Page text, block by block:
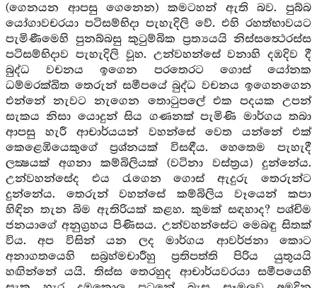
(ගෙනයන ආපසු ගෙනෙන) කමටහන් ඇති බව. පුබ්බ
යෝගාවචරයා පටිසම්භිදා පැහැදිලි වේ. එහි රහත්භාවයට
පැමිණීමෙහි පුනබ්බසු කුටුම්බික ප්‍රත්‍යයයි නිස්සත්‍ථෙරස්ස
පටිසම්භිදාව පැහැදිලි වූහ. උන්වහන්සේ වනාහි දඹදිව දී
බුද්ධ වචනය ඉගෙන පරතෙරට ගොස් යෝනක
ධම්මරක්ඛිත තෙරුන් සමීපයේ බුද්ධ වචනය ඉගෙනගෙන
එන්නේ නැවට නැගෙන තොටුපලේ එක පදයක උපන්
සැකය නිසා යොදුන් සිය ගණනක් පැමිණි මාර්ගය තබා
ආපසු හැරී ආචාර්යයන් වහන්සේ වෙත යන්නේ එක්
කෙළෙඹියෙකුගේ ප්‍රශ්නයක් විසඳීය. හෙතෙම පැහැදී
ලක්‍ෂයක් අගනා කම්බිලියක් (වටිනා වස්ත්‍රය) දුන්නේය.
උන්වහන්සේද එය රැගෙන ගොස් ඇදුරු තෙරුන්ට
දුන්නේය. තෙරුන් වහන්සේ කම්බිලිය වෑයෙන් කපා
හිඳින තැන බිම ඇතිරියක් කළහ. කුමක් සඳහාද? පශ්චිම
ජනයාගේ අනුග්‍රහය පිණිසය. උන්වහන්සේට මෙබඳු සිතක්
විය. අප විසින් යන ලද මාර්ගය ආවර්ජනා කොට
අනාගතයෙහි සබ්‍රහ්මචාරීහු ප්‍රතිපත්ති පිරිය යුතුයයි
හඟින්නේ යයි. තිස්ස තෙරහුද ආචාර්යවරයා සමීපයෙහි